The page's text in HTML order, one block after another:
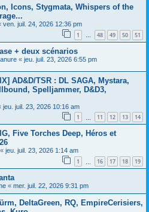
Icons, Stygmata, Whispers of the
ven. juil. 24, 2026 12:36 pm
1 … 48 49 50 51
+ deux scénarios
« jeu. juil. 23, 2026 6:55 pm
AD&D/TSR : DL SAGA, Mystara,
Spelljammer, D&D3,
jeu. juil. 23, 2026 10:16 am
1 11 12 13 14
Five Torches Deep, Héros et
« jeu. juil. 23, 2026 1:14 am
1 16 17 18 19
« mer. juil. 22, 2026 9:31 pm
DeltaGreen, RQ, EmpireCerisiers,